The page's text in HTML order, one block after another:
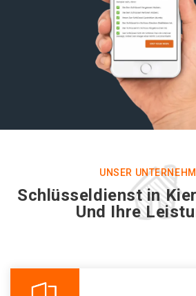
UNSER
Schlüsseldienst in
Und Ihre